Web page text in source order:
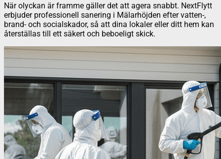
När olyckan är framme gäller det att agera snabbt. NextFlytt
erbjuder professionell sanering i Mälarhöjden efter vatten-,
brand- och socialskador, så att dina lokaler eller ditt hem kan
återställas till ett säkert och beboeligt skick.